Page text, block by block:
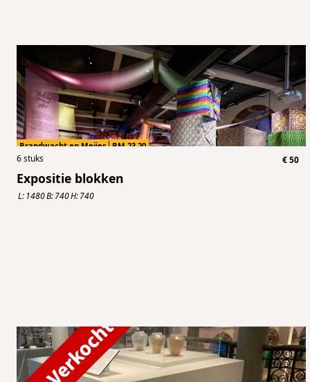
Brandwacht en Meijer BM.23.20
6stuks €50
Expositie blokken
L: 1480B:740H:740